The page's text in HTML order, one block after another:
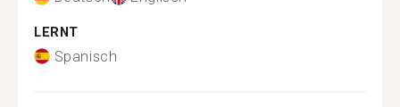
LERNT
Spanisch